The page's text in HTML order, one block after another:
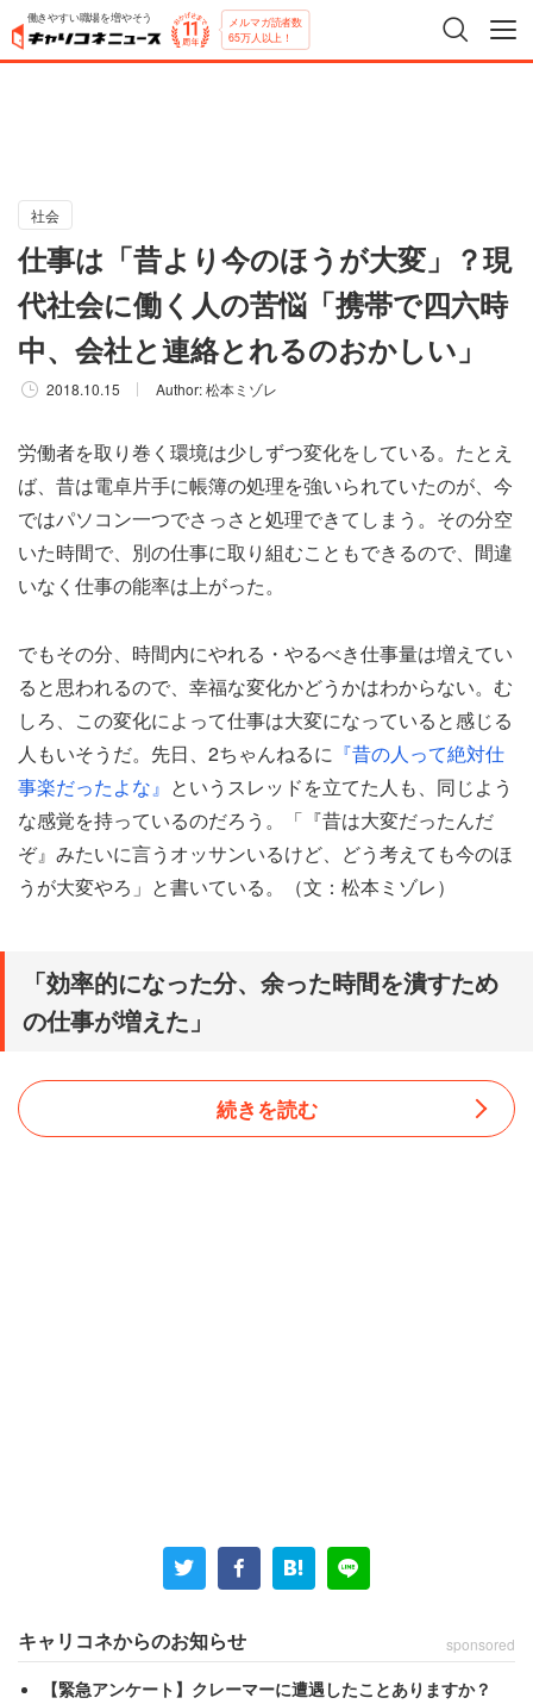
働きやすい職場を増やそう メルマガ読者数
65万人以上！
社会
仕事は「昔より今のほうが大変」？現
代社会に働く人の苦悩「携帯で四六時
中、会社と連絡とれるのおかしい」
2018.10.15 Author:松本ミゾレ
労働者を取り巻く環境は少しずつ変化をしている。たとえ
ば、昔は電卓片手に帳簿の処理を強いられていたのが、今
ではパソコン一つでさっさと処理できてしまう。その分空
いた時間で、別の仕事に取り組むこともできるので、間違
いなく仕事の能率は上がった。
でもその分、時間内にやれる・やるべき仕事量は増えてい
ると思われるので、幸福な変化かどうかはわからない。む
しろ、この変化によって仕事は大変になっていると感じる
人もいそうだ。先日、2ちゃんねるに 『昔の人って絶対仕
事楽だったよな』 というスレッドを立てた人も、同じよう
な感覚を持っているのだろう。「『昔は大変だったんだ
ぞ』みたいに言うオッサンいるけど、どう考えても今のほ
うが大変やろ」と書いている。（文：松本ミゾレ）
「効率的になった分、余った時間を潰すため
の仕事が増えた」
続きを読む
キャリコネからのお知らせ sponsored
【緊急アンケート】クレーマーに遭遇したことありますか？